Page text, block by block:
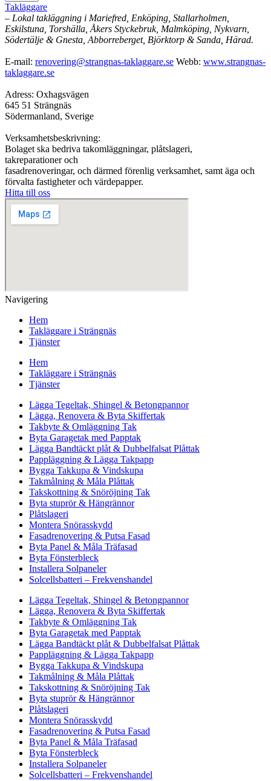
Takläggare
– Lokal takläggning i Mariefred, Enköping, Stallarholmen,
Eskilstuna, Torshälla, Åkers Styckebruk, Malmköping, Nykvarn,
Södertälje & Gnesta, Abborreberget, Björktorp & Sanda, Härad.
E-mail: renovering@strangnas-taklaggare.se Webb: www.strangnas-
taklaggare.se
Adress: Oxhagsvägen
645 51 Strängnäs
Södermanland, Sverige
Verksamhetsbeskrivning:
Bolaget ska bedriva takomläggningar, plåtslageri,
takreparationer och
fasadrenoveringar, och därmed förenlig verksamhet, samt äga och
förvalta fastigheter och värdepapper.
Hitta till oss
Navigering
Hem
Takläggare i Strängnäs
Tjänster
Hem
Takläggare i Strängnäs
Tjänster
Lägga Tegeltak, Shingel & Betongpannor
Lägga, Renovera & Byta Skiffertak
Takbyte & Omläggning Tak
Byta Garagetak med Papptak
Lägga Bandtäckt plåt & Dubbelfalsat Plåttak
Pappläggning & Lägga Takpapp
Bygga Takkupa & Vindskupa
Takmålning & Måla Plåttak
Takskottning & Snöröjning Tak
Byta stuprör & Hängrännor
Plåtslageri
Montera Snörasskydd
Fasadrenovering & Putsa Fasad
Byta Panel & Måla Träfasad
Byta Fönsterbleck
Installera Solpaneler
Solcellsbatteri – Frekvenshandel
Lägga Tegeltak, Shingel & Betongpannor
Lägga, Renovera & Byta Skiffertak
Takbyte & Omläggning Tak
Byta Garagetak med Papptak
Lägga Bandtäckt plåt & Dubbelfalsat Plåttak
Pappläggning & Lägga Takpapp
Bygga Takkupa & Vindskupa
Takmålning & Måla Plåttak
Takskottning & Snöröjning Tak
Byta stuprör & Hängrännor
Plåtslageri
Montera Snörasskydd
Fasadrenovering & Putsa Fasad
Byta Panel & Måla Träfasad
Byta Fönsterbleck
Installera Solpaneler
Solcellsbatteri – Frekvenshandel